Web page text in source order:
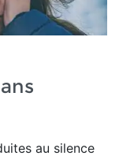
au silence